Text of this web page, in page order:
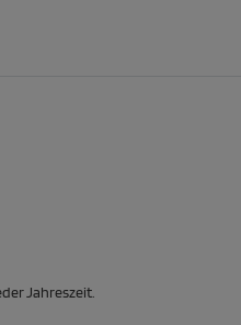
Jahreszeit.